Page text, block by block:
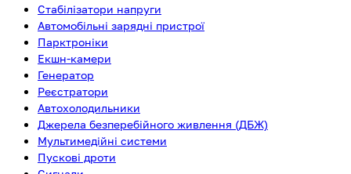
Стабілізатори напруги
Автомобільні зарядні пристрої
Парктроніки
Екшн-камери
Генератор
Реєстратори
Автохолодильники
Джерела безперебійного живлення (ДБЖ)
Мультимедійні системи
Пускові дроти